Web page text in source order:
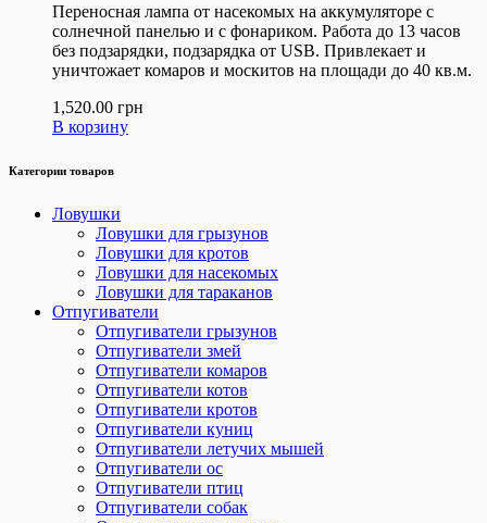
Переносная лампа от насекомых на аккумуляторе с
солнечной панелью и с фонариком. Работа до 13 часов
без подзарядки, подзарядка от USB. Привлекает и
уничтожает комаров и москитов на площади до 40 кв.м.
1,520.00 грн
В корзину
Категории товаров
Ловушки
Ловушки для грызунов
Ловушки для кротов
Ловушки для насекомых
Ловушки для тараканов
Отпугиватели
Отпугиватели грызунов
Отпугиватели змей
Отпугиватели комаров
Отпугиватели котов
Отпугиватели кротов
Отпугиватели куниц
Отпугиватели летучих мышей
Отпугиватели ос
Отпугиватели птиц
Отпугиватели собак